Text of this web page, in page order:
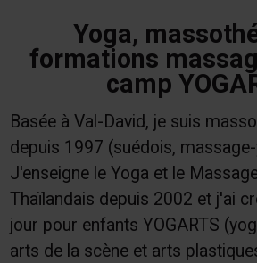
Yoga,
formations
camp
Basée à Val-David, je suis
depuis 1997 (suédois,
J'enseigne le Yoga et le
Thaïlandais depuis 2002 et j'ai
jour pour enfants YOGARTS
arts de la scène et arts